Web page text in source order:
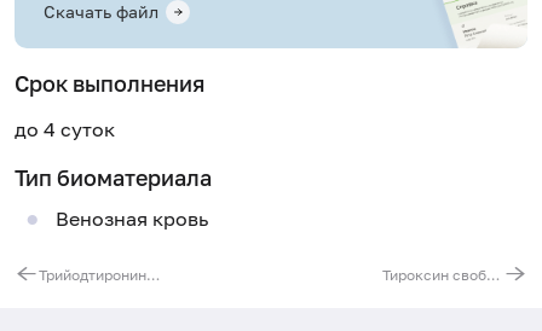
Скачать файл
Срок выполнения
до 4 суток
Тип биоматериала
Венозная кровь
Трийодтиронин реверсивный (Т3 реверсивный), ВЭЖХ Тироксин свободный (Т4 свободный), ВЭЖХ